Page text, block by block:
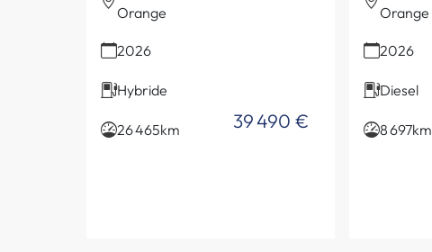
Orange
2026
Hybride
26 465km 39 490 €
Orange
2026
Diesel
8 697km